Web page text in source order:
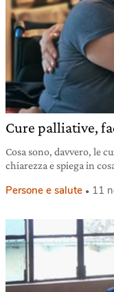
Cure palliative,
Cosa sono, davvero, le
chiarezza e spiega in
Persone e salute 11